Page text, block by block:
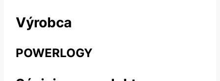
Výrobca
POWERLOGY